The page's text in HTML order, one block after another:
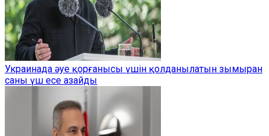
Украинада әуе қорғанысы үшін қолданылатын зымыран
саны үш есе азайды